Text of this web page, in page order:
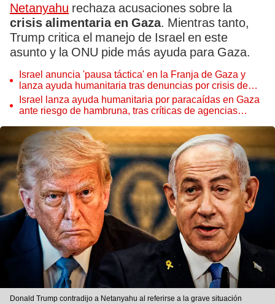
Netanyahu rechaza acusaciones sobre la
crisis alimentaria en Gaza. Mientras tanto,
Trump critica el manejo de Israel en este
asunto y la ONU pide más ayuda para Gaza.
Israel anuncia 'pausa táctica' en la Franja de Gaza y
lanza ayuda humanitaria tras denuncias por crisis de
hambruna
Israel lanza ayuda humanitaria por paracaídas en Gaza
ante riesgo de hambruna, tras críticas de agencias
Donald Trump contradijo a Netanyahu al referirse a la grave situación